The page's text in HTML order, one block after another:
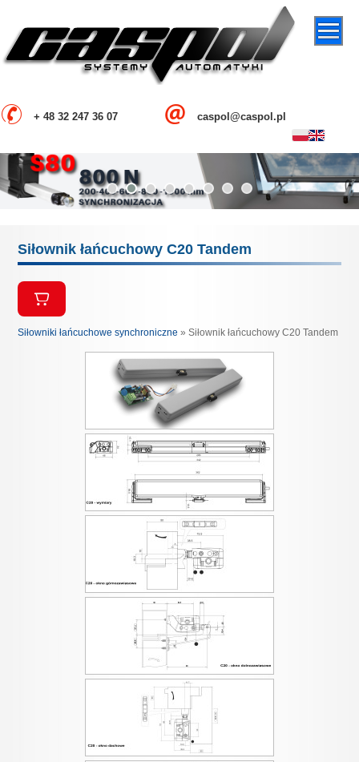
+ 48 32 247 36 07 caspol@caspol.pl
Siłownik łańcuchowy C20 Tandem
Siłowniki łańcuchowe synchroniczne » Siłownik łańcuchowy C20 Tandem